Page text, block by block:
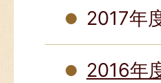
2017年
2016年